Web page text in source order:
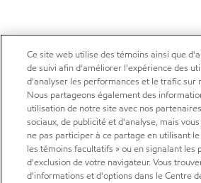
Ce site web utilise des témoins ainsi que
de suivi afin d'améliorer l'expérience des
d'analyser les performances et le trafic sur
Nous partageons également des
utilisation de notre site avec nos
sociaux, de publicité et d'analyse, mais
ne pas participer à ce partage en utilisant
les témoins facultatifs » ou en signalant les
d'exclusion de votre navigateur. Vous
d'informations et d'options dans le Centre